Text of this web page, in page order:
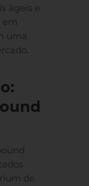
ágeis e
em
uma
de